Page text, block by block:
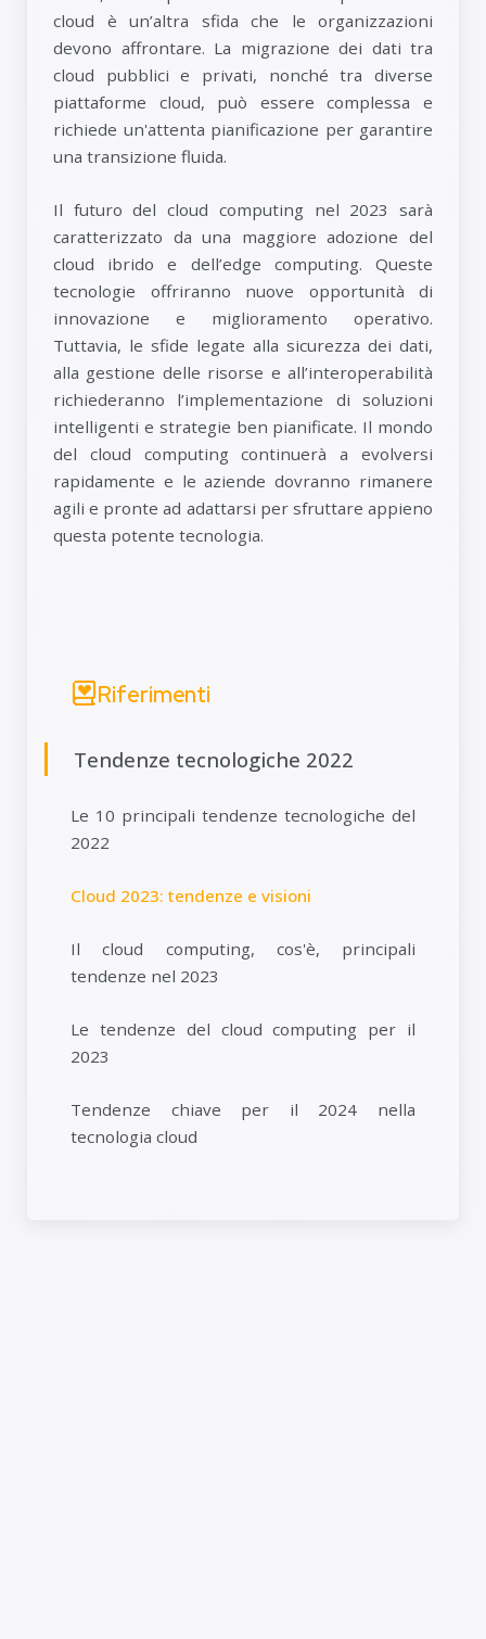
cloud è un’altra sfida che le organizzazioni
devono affrontare. La migrazione dei dati tra
cloud pubblici e privati, nonché tra diverse
piattaforme cloud, può essere complessa e
richiede un'attenta pianificazione per garantire
una transizione fluida.
Il futuro del cloud computing nel 2023 sarà
caratterizzato da una maggiore adozione del
cloud ibrido e dell’edge computing. Queste
tecnologie offriranno nuove opportunità di
innovazione e miglioramento operativo.
Tuttavia, le sfide legate alla sicurezza dei dati,
alla gestione delle risorse e all’interoperabilità
richiederanno l’implementazione di soluzioni
intelligenti e strategie ben pianificate. Il mondo
del cloud computing continuerà a evolversi
rapidamente e le aziende dovranno rimanere
agili e pronte ad adattarsi per sfruttare appieno
questa potente tecnologia.
Riferimenti
Tendenze tecnologiche 2022
Le 10 principali tendenze tecnologiche del
2022
Cloud 2023: tendenze e visioni
Il cloud computing, cos'è, principali
tendenze nel 2023
Le tendenze del cloud computing per il
2023
Tendenze chiave per il 2024 nella
tecnologia cloud